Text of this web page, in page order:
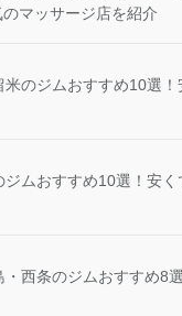
マッサージ店を紹介
米のジムおすすめ10選
ジムおすすめ10選！安
・西条のジムおすすめ8